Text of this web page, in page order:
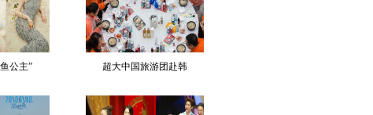
公主” 超大中国旅游团赴韩